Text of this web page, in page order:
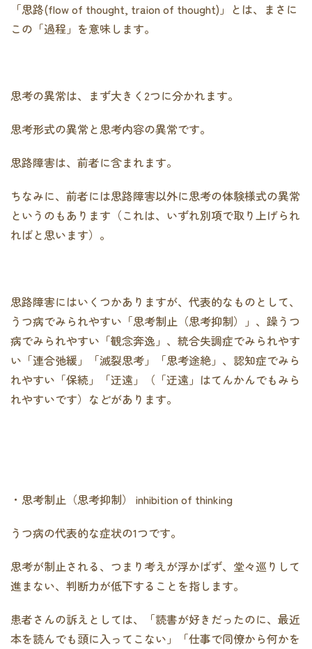
「思路(flow of thought, traion of thought)」とは、まさに
この「過程」を意味します。
思考の異常は、まず大きく2つに分かれます。
思考形式の異常と思考内容の異常です。
思路障害は、前者に含まれます。
ちなみに、前者には思路障害以外に思考の体験様式の異常
というのもあります（これは、いずれ別項で取り上げられ
ればと思います）。
思路障害にはいくつかありますが、代表的なものとして、
うつ病でみられやすい「思考制止（思考抑制）」、躁うつ
病でみられやすい「観念奔逸」、統合失調症でみられやす
い「連合弛緩」「滅裂思考」「思考途絶」、認知症でみら
れやすい「保続」「迂遠」（「迂遠」はてんかんでもみら
れやすいです）などがあります。
・思考制止（思考抑制） inhibition of thinking
うつ病の代表的な症状の1つです。
思考が制止される、つまり考えが浮かばず、堂々巡りして
進まない、判断力が低下することを指します。
患者さんの訴えとしては、「読書が好きだったのに、最近
本を読んでも頭に入ってこない」「仕事で同僚から何かを